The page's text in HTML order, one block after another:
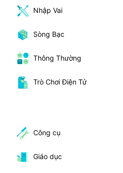
Nhập Vai
Sòng Bạc
Thông Thường
Trò Chơi Điện Tử
Công cụ
Giáo dục